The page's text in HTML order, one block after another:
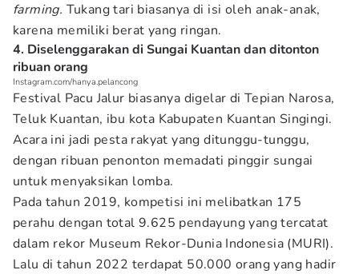
farming. Tukang tari biasanya di isi oleh anak-anak,
karena memiliki berat yang ringan.
4. Diselenggarakan di Sungai Kuantan dan ditonton
ribuan orang
Instagram.com/hanya.pelancong
Festival Pacu Jalur biasanya digelar di Tepian Narosa,
Teluk Kuantan, ibu kota Kabupaten Kuantan Singingi.
Acara ini jadi pesta rakyat yang ditunggu-tunggu,
dengan ribuan penonton memadati pinggir sungai
untuk menyaksikan lomba.
Pada tahun 2019, kompetisi ini melibatkan 175
perahu dengan total 9.625 pendayung yang tercatat
dalam rekor Museum Rekor-Dunia Indonesia (MURI).
Lalu di tahun 2022 terdapat 50.000 orang yang hadir